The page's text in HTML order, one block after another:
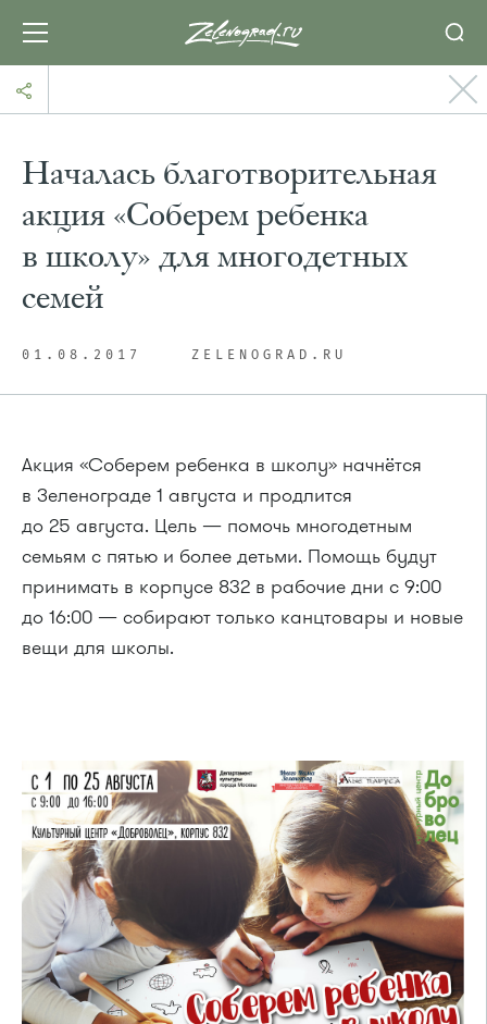
Началась благотворительная
акция «Соберем ребенка
в школу» для многодетных
семей
01.08.2017 ZELENOGRAD.RU
Акция «Соберем ребенка в школу» начнётся
в Зеленограде 1 августа и продлится
до 25 августа. Цель — помочь многодетным
семьям с пятью и более детьми. Помощь будут
принимать в корпусе 832 в рабочие дни с 9:00
до 16:00 — собирают только канцтовары и новые
вещи для школы.